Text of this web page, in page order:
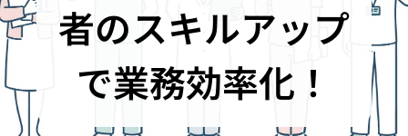
者のスキルアップ
で業務効率化！